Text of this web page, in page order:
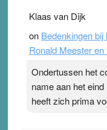
Klaas van Dijk
on Bedenkingen
Ronald Meester
Ondertussen het
name aan het
heeft zich prima